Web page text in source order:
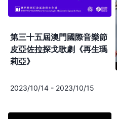
第三十五屆澳門國際音樂節
皮亞佐拉探戈歌劇《再生瑪
莉亞》
2023/10/14 - 2023/10/15